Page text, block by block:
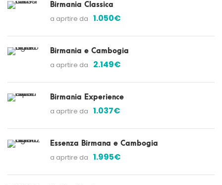
Birmania Classica
a aprtire da 1.050€
Birmania e Cambogia
a aprtire da 2.149€
Birmania Experience
a aprtire da 1.037€
Essenza Birmana e Cambogia
a aprtire da 1.995€